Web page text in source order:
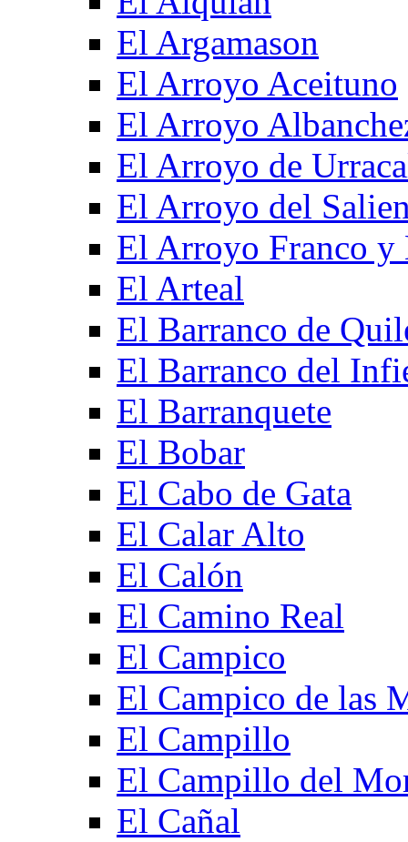
El Argamason
El Arroyo Aceituno
El Arroyo
El Arroyo de
El Arroyo del
El Arroyo Franco y
El Arteal
El Barranco de
El Barranco del
El Barranquete
El Bobar
El Cabo de Gata
El Calar Alto
El Calón
El Camino Real
El Campico
El Campico de las
El Campillo
El Campillo del
El Cañal